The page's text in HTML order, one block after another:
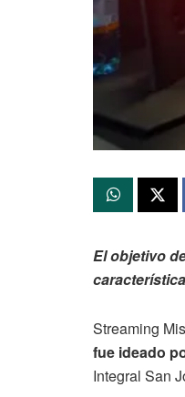
El objetivo
Streaming
fue ideado
Integral San